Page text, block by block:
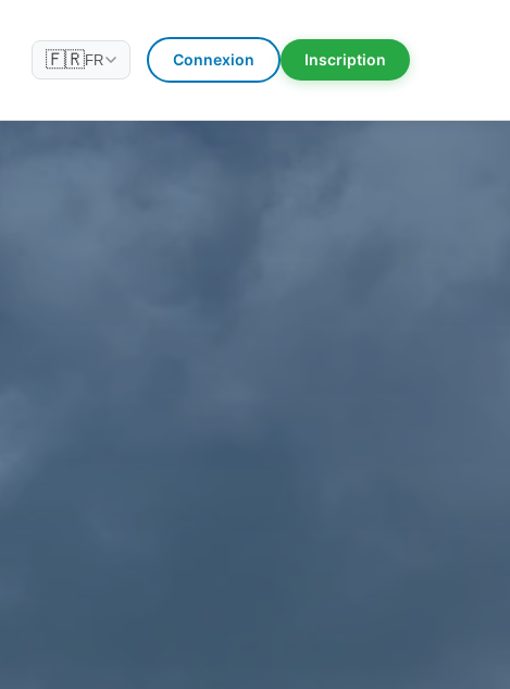
🇫🇷FR Connexion Inscription